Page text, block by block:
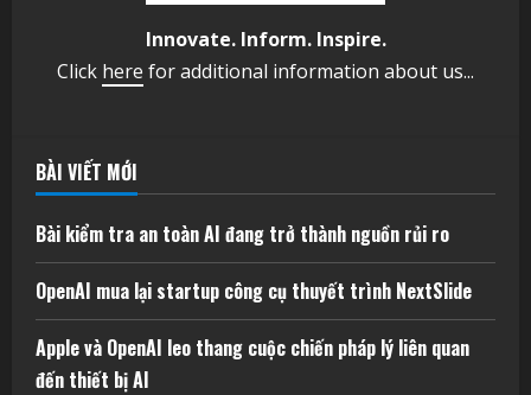
Innovate. Inform. Inspire.
Click here for additional information about us...
BÀI VIẾT MỚI
Bài kiểm tra an toàn AI đang trở thành nguồn rủi ro
OpenAI mua lại startup công cụ thuyết trình NextSlide
Apple và OpenAI leo thang cuộc chiến pháp lý liên quan
đến thiết bị AI